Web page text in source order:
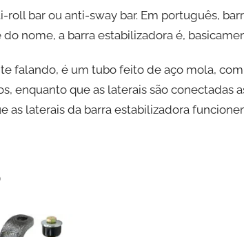
roll bar ou anti-sway bar. Em português,
nome, a barra estabilizadora é,
falando, é um tubo feito de aço mola,
enquanto que as laterais são conectadas
as laterais da barra estabilizadora